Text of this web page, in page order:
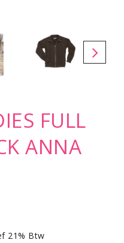
FULL
ANNA
21% Btw